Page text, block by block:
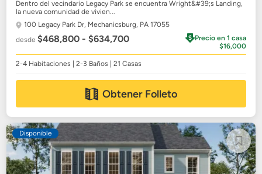
Dentro del vecindario Legacy Park se encuentra Wright&#39;s Landing,
la nueva comunidad de vivien...
100 Legacy Park Dr, Mechanicsburg, PA 17055
desde$468,800 - $634,700
Precio en 1 casa
$16,000
2-4 Habitaciones | 2-3 Baños | 21 Casas
Obtener Folleto
Disponible